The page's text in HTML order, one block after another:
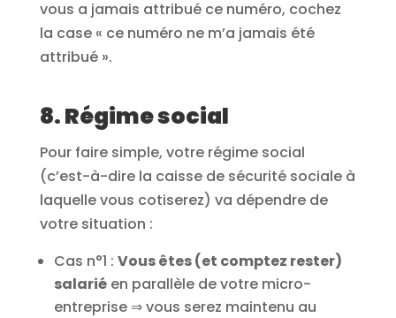
vous a jamais attribué ce numéro, cochez
la case « ce numéro ne m’a jamais été
attribué ».
8. Régime social
Pour faire simple, votre régime social
(c’est-à-dire la caisse de sécurité sociale à
laquelle vous cotiserez) va dépendre de
votre situation :
Cas n°1 : Vous êtes (et comptez rester)
salariéen parallèle de votre micro-
entreprise ⇒ vous serez maintenu au